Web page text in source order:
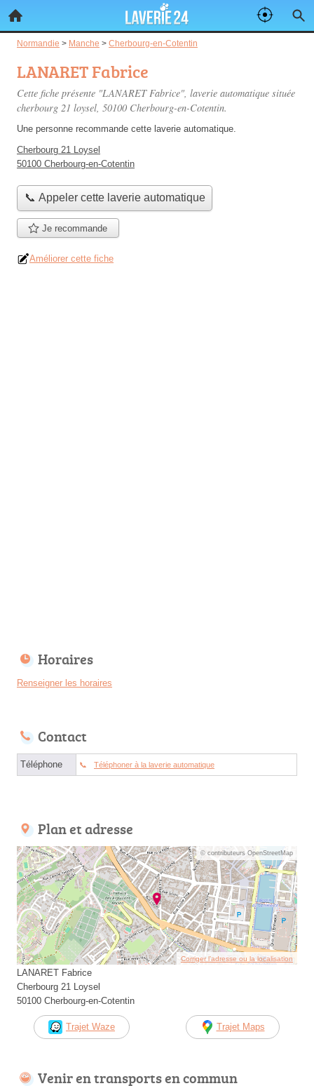
Normandie > Manche > Cherbourg-en-Cotentin
LANARET Fabrice
Cette fiche présente "LANARET Fabrice", laverie automatique située
cherbourg 21 loysel, 50100 Cherbourg-en-Cotentin.
Une personne recommande cette laverie automatique.
Cherbourg 21 Loysel
50100 Cherbourg-en-Cotentin
📞 Appeler cette laverie automatique
Je recommande
Améliorer cette fiche
Horaires
Renseigner les horaires
Contact
Téléphone Téléphoner à la laverie automatique
Plan et adresse
© contributeurs OpenStreetMap
Corriger l’adresse ou la localisation
LANARET Fabrice
Cherbourg 21 Loysel
50100 Cherbourg-en-Cotentin
Trajet Waze Trajet Maps
Venir en transports en commun